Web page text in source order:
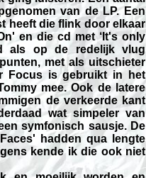
van de LP. Een
heeft die flink door elkaar
en die cd met ‘It's only
als op de redelijk vlug
met als uitschieter
Focus is gebruikt in het
mee. Ook de latere
de verkeerde kant
wat simpeler van
symfonisch sausje. De
hadden qua lengte
kende ik die ook niet